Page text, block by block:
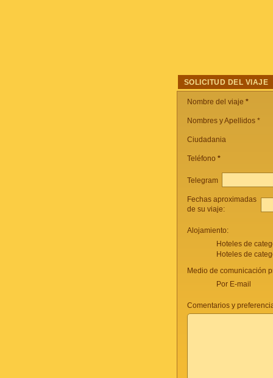
SOLICITUD DEL VIAJE
Nombre del viaje *
Nombres y Apellidos *
Ciudadania
Teléfono *
Telegram
Fechas aproximadas
de su viaje:
Alojamiento:
Hoteles de
Hoteles de
Medio de comunicación
Por E-mail
Comentarios y